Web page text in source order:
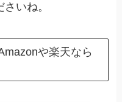
いね。
や楽天なら